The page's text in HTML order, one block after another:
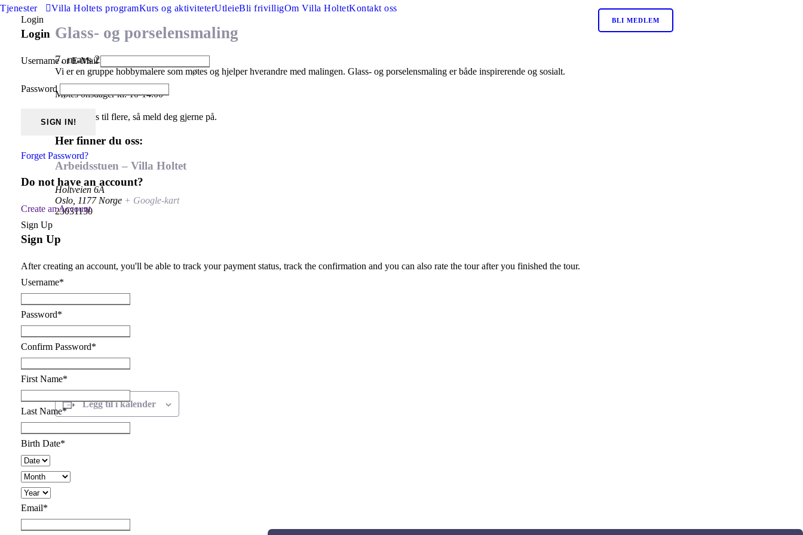
Tjenester Villa Holtets programKurs og aktiviteterUtleieBli frivilligOm Villa HoltetKontakt oss
Login
Login
Username or E-Mail
Password
Forget Password?
Do not have an account?
Create an Account
Sign Up
Sign Up
After creating an account, you'll be able to track your payment status, track the confirmation and you can also rate the tour after you finished the tour.
Username*
Password*
Confirm Password*
First Name*
Last Name*
Birth Date*
Email*
BLI MEDLEM
Glass- og porselensmaling
7. mars 2029@10:00–14:00
Vi er en gruppe hobbymalere som møtes og hjelper hverandre med malingen. Glass- og porselensmaling er både inspirerende og sosialt.
Møtes onsdager kl. 10-14.00
Vi har plass til flere, så meld deg gjerne på.
Her finner du oss:
Arbeidsstuen – Villa Holtet
Holtveien 6A
Oslo 1177 Norge + Google-kart
23031130
Legg til i kalender
A
a
e